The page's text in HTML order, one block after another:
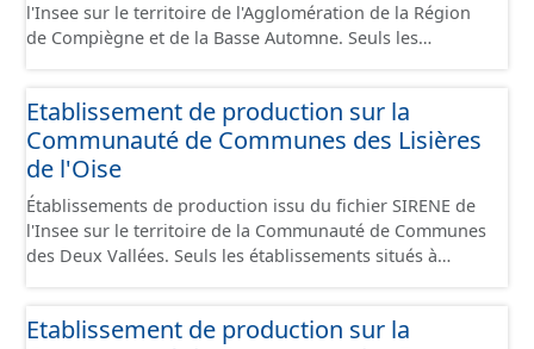
l'Insee sur le territoire de l'Agglomération de la Région
de Compiègne et de la Basse Automne. Seuls les
et structurés conformément aux prescriptions du
standard CNIG Sites Economiques. Ce lot ne contient pas
la référence aux terrains à vocation économique à ce
limitant aux SCI.
Etablissement de production sur la
Communauté de Communes des Lisières
de l'Oise
Établissements de production issu du fichier SIRENE de
l'Insee sur le territoire de la Communauté de Communes
des Deux Vallées. Seuls les établissements situés à
conformément aux prescriptions du standard CNIG Sites
Etablissement de production sur la